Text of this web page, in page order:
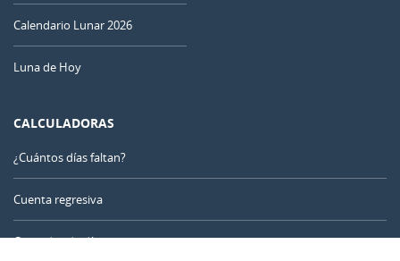
Calendario Lunar 2026
Luna de Hoy
CALCULADORAS
¿Cuántos días faltan?
Cuenta regresiva
Contador de días